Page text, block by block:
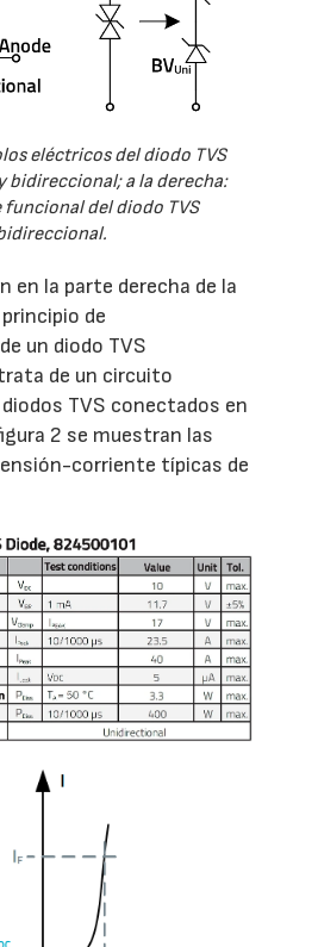
eléctricos del diodo TVS
bidireccional; a la derecha:
del diodo TVS
en la parte derecha de la
de
un diodo TVS
de un circuito
TVS conectados en
2 se muestran las
corriente típicas de